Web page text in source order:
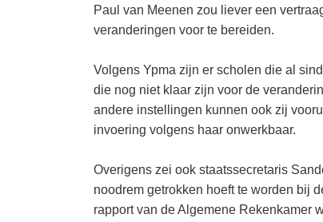
Paul van Meenen zou liever een
veranderingen voor te bereiden.
Volgens Ypma zijn er scholen die al
die nog niet klaar zijn voor de
andere instellingen kunnen ook zij
invoering volgens haar onwerkbaar.
Overigens zei ook staatssecretaris
noodrem getrokken hoeft te worden bij
rapport van de Algemene Rekenkamer